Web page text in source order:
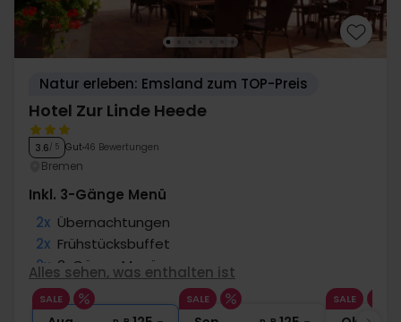
Natur erleben: Emsland zum TOP-Preis
Hotel Zur Linde Heede
3.6/ 5 Gut 46 Bewertungen
Bremen
Inkl. 3-Gänge Menü
2x Übernachtungen
2x Frühstücksbuffet
2x 3-Gänge Menü
1x 1 Begrüßungsgetränk
∞ Gratis Parken
Alles sehen, was enthalten ist
SALE SALE SALE